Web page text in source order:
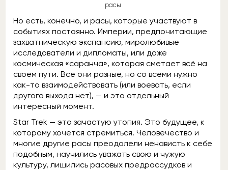
расы
Но есть, конечно, и расы, которые участвуют в
событиях постоянно. Империи, предпочитающие
захватническую экспансию, миролюбивые
исследователи и дипломаты, или даже
космическая «саранча», которая сметает всё на
своём пути. Все они разные, но со всеми нужно
как-то взаимодействовать (или воевать, если
другого выхода нет), — и это отдельный
интересный момент.
Star Trek — это зачастую утопия. Это будущее, к
которому хочется стремиться. Человечество и
многие другие расы преодолели ненависть к себе
подобным, научились уважать свою и чужую
культуру, лишились расовых предрассудков и